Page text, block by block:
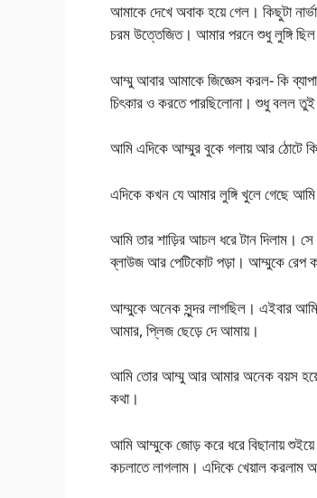
আমাকে দেখে অবাক হয়ে গেল। কিছুটা
চরম উত্তেজিত। আমার পরনে শুধু লুঙ্গি
আম্মু আবার আমাকে জিজ্ঞেস করল- কি
চিৎকার ও করতে পারছিলোনা। শুধু বলল
আমি এদিকে আম্মুর বুকে গলায় আর ঠোটে
এদিকে কখন যে আমার লুঙ্গি খুলে গেছে
আমি তার শাড়ির আচল ধরে টান দিলাম।
ব্লাউজ আর পেটিকোট পড়া। আম্মুকে রেপ
আম্মুকে অনেক সুন্দর লাগছিল। এইবার
আমার, প্লিজ ছেড়ে দে আমায়।
আমি তোর আম্মু আর আমার অনেক বয়স
কথা।
আমি আম্মুকে জোড় করে ধরে বিছানায়
কচলাতে লাগলাম। এদিকে খেয়াল করলাম